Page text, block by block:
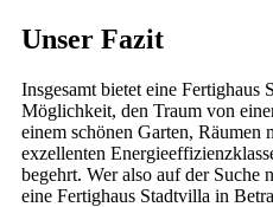
Unser Fazit
Insgesamt bietet eine Fertighaus
Möglichkeit, den Traum von
einem schönen Garten, Räumen
exzellenten
begehrt. Wer also auf der Suche
eine Fertighaus Stadtvilla in